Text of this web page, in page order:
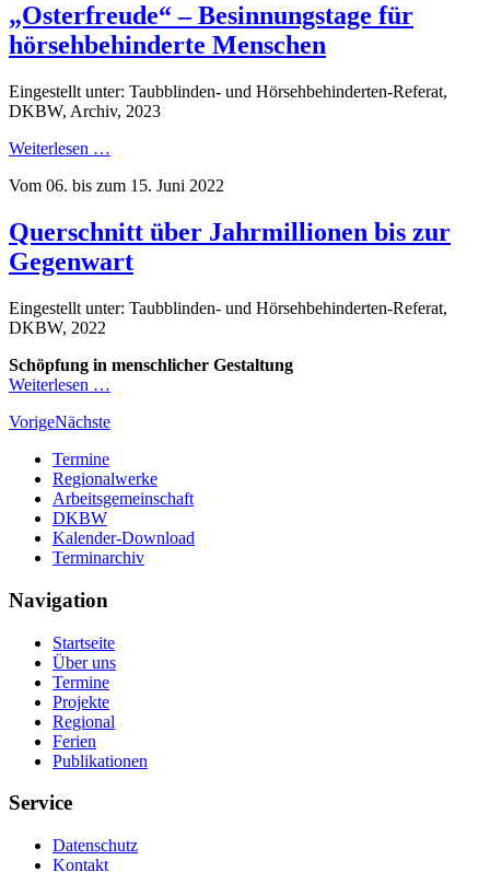
„Osterfreude“ – Besinnungstage für
hörsehbehinderte Menschen
Eingestellt unter: Taubblinden- und Hörsehbehinderten-Referat,
DKBW, Archiv, 2023
Weiterlesen …
Vom 06. bis zum 15. Juni 2022
Querschnitt über Jahrmillionen bis zur
Gegenwart
Eingestellt unter: Taubblinden- und Hörsehbehinderten-Referat,
DKBW, 2022
Schöpfung in menschlicher Gestaltung
Weiterlesen …
VorigeNächste
Termine
Regionalwerke
Arbeitsgemeinschaft
DKBW
Kalender-Download
Terminarchiv
Navigation
Startseite
Über uns
Termine
Projekte
Regional
Ferien
Publikationen
Service
Datenschutz
Kontakt